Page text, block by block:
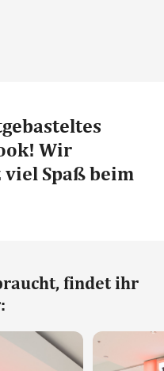
Wir
viel Spaß beim
findet ihr